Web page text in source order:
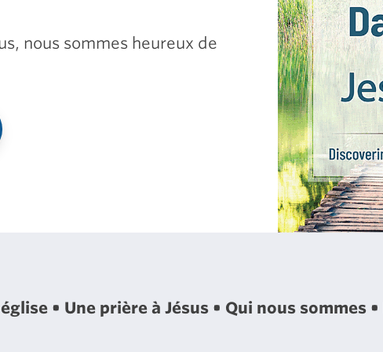
nous sommes heureux de
Une prière à Jésus Qui nous sommes